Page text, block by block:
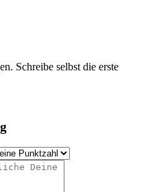
Schreibe selbst die erste